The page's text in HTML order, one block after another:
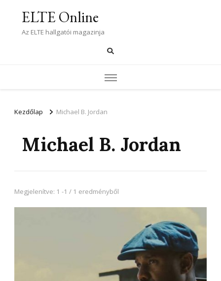
ELTE Online
Az ELTE hallgatói magazinja
Kezdőlap Michael B. Jordan
Michael B. Jordan
Megjelenítve: 1 -1 / 1 eredményből